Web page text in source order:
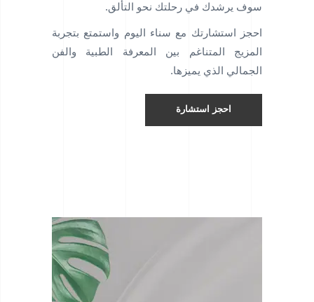
سوف يرشدك في رحلتك نحو التألق.
احجز استشارتك مع سناء اليوم واستمتع بتجربة
المزيج المتناغم بين المعرفة الطبية والفن
الجمالي الذي يميزها.
احجز استشارة